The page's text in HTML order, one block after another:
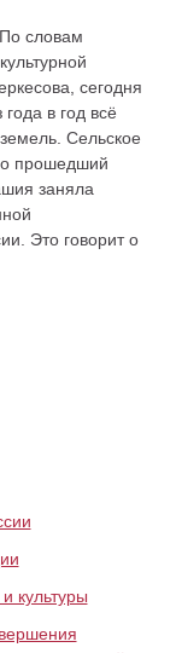
словам
, сегодня
в год всё
Сельское
прошедший
заняла
Это говорит о